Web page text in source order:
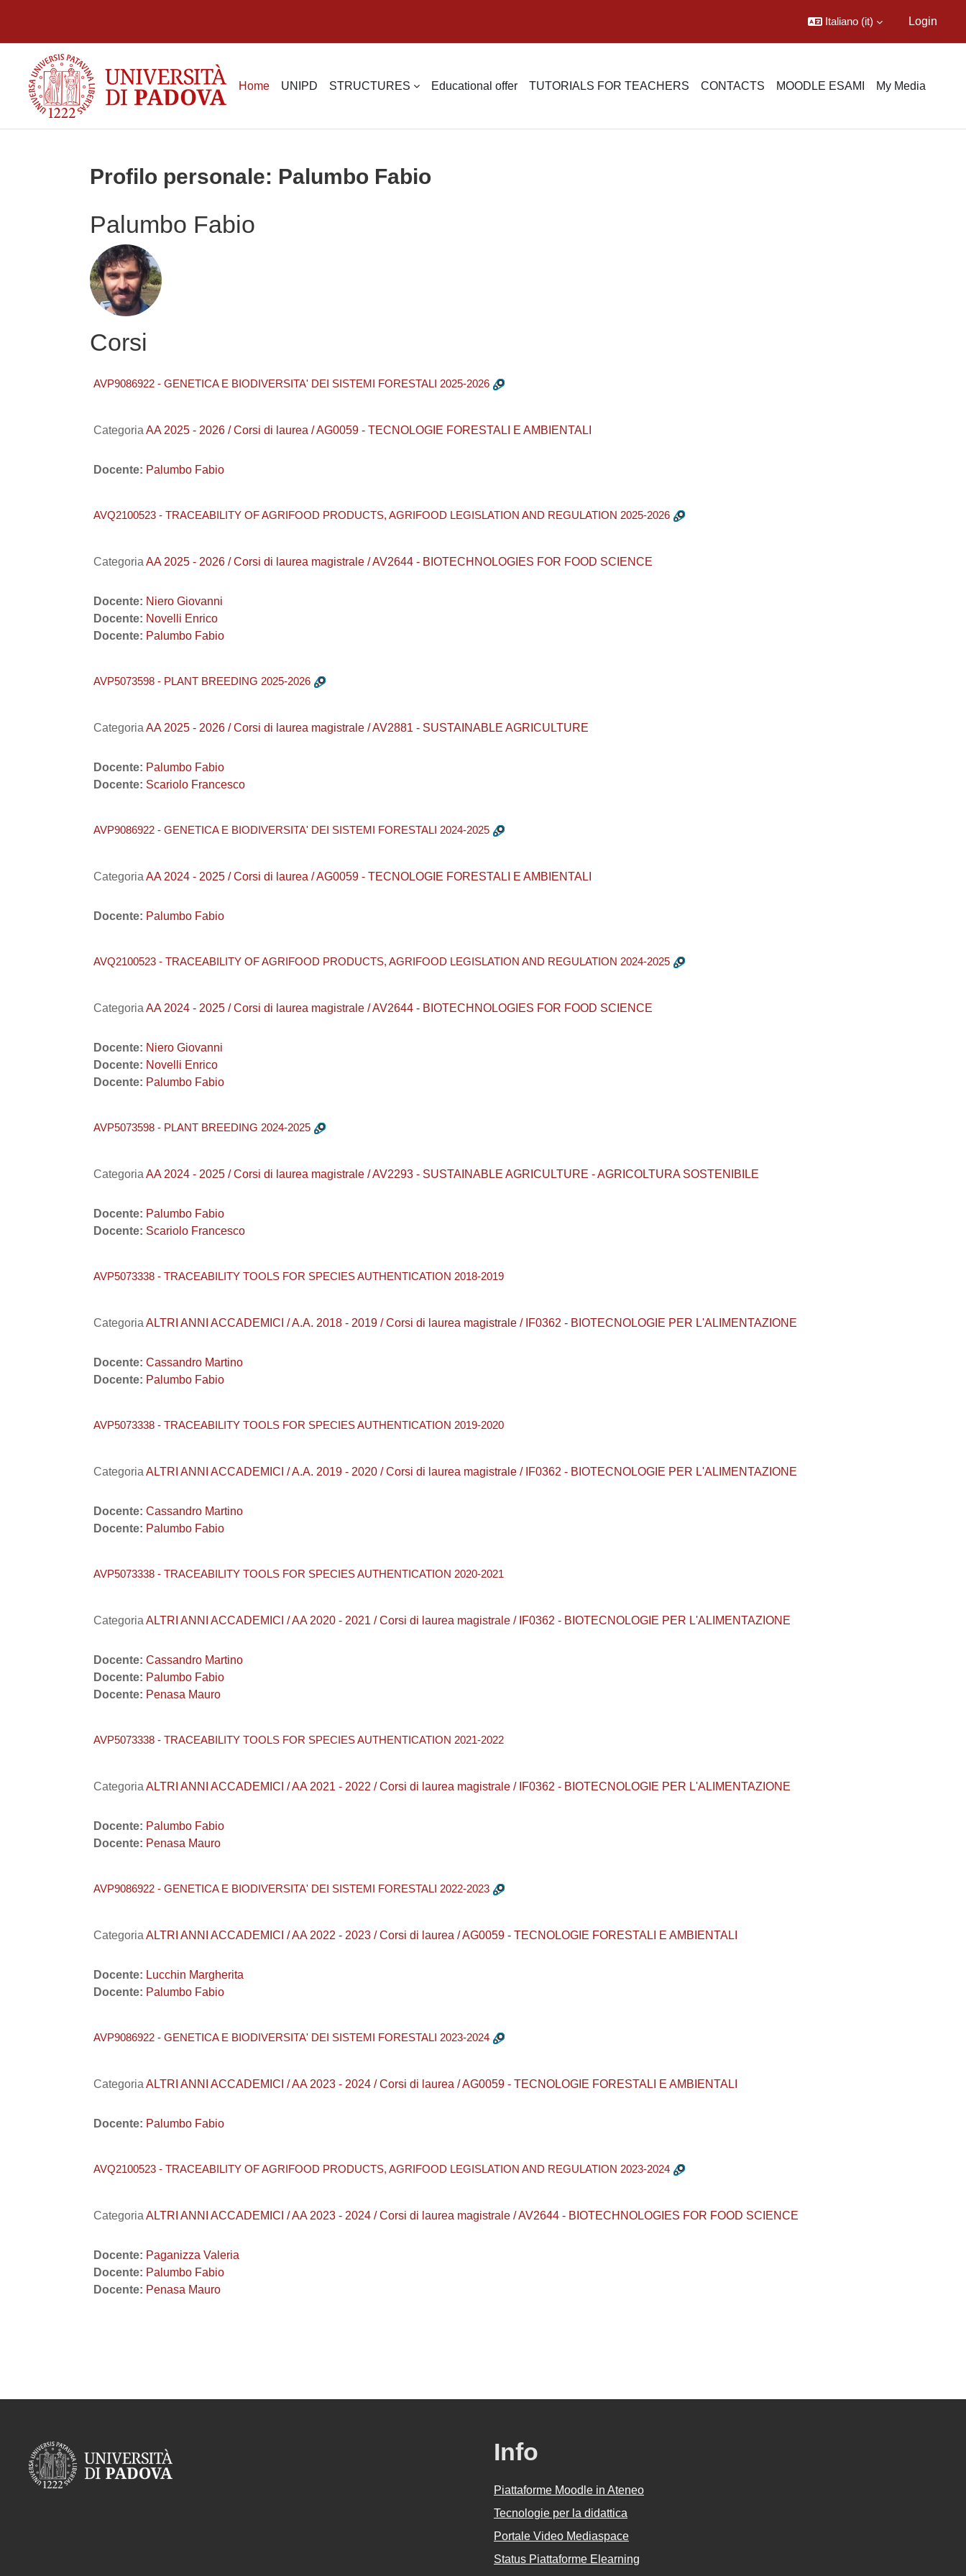
Italiano ‎(it)‎ Login
Home UNIPD STRUCTURES Educational offer TUTORIALS FOR TEACHERS CONTACTS MOODLE ESAMI My Media
Profilo personale: Palumbo Fabio
Palumbo Fabio
Corsi
AVP9086922 - GENETICA E BIODIVERSITA' DEI SISTEMI FORESTALI 2025-2026
Categoria AA 2025 - 2026 / Corsi di laurea / AG0059 - TECNOLOGIE FORESTALI E AMBIENTALI
Docente: Palumbo Fabio
AVQ2100523 - TRACEABILITY OF AGRIFOOD PRODUCTS, AGRIFOOD LEGISLATION AND REGULATION 2025-2026
Categoria AA 2025 - 2026 / Corsi di laurea magistrale / AV2644 - BIOTECHNOLOGIES FOR FOOD SCIENCE
Docente: Niero Giovanni
Docente: Novelli Enrico
Docente: Palumbo Fabio
AVP5073598 - PLANT BREEDING 2025-2026
Categoria AA 2025 - 2026 / Corsi di laurea magistrale / AV2881 - SUSTAINABLE AGRICULTURE
Docente: Palumbo Fabio
Docente: Scariolo Francesco
AVP9086922 - GENETICA E BIODIVERSITA' DEI SISTEMI FORESTALI 2024-2025
Categoria AA 2024 - 2025 / Corsi di laurea / AG0059 - TECNOLOGIE FORESTALI E AMBIENTALI
Docente: Palumbo Fabio
AVQ2100523 - TRACEABILITY OF AGRIFOOD PRODUCTS, AGRIFOOD LEGISLATION AND REGULATION 2024-2025
Categoria AA 2024 - 2025 / Corsi di laurea magistrale / AV2644 - BIOTECHNOLOGIES FOR FOOD SCIENCE
Docente: Niero Giovanni
Docente: Novelli Enrico
Docente: Palumbo Fabio
AVP5073598 - PLANT BREEDING 2024-2025
Categoria AA 2024 - 2025 / Corsi di laurea magistrale / AV2293 - SUSTAINABLE AGRICULTURE - AGRICOLTURA SOSTENIBILE
Docente: Palumbo Fabio
Docente: Scariolo Francesco
AVP5073338 - TRACEABILITY TOOLS FOR SPECIES AUTHENTICATION 2018-2019
Categoria ALTRI ANNI ACCADEMICI / A.A. 2018 - 2019 / Corsi di laurea magistrale / IF0362 - BIOTECNOLOGIE PER L'ALIMENTAZIONE
Docente: Cassandro Martino
Docente: Palumbo Fabio
AVP5073338 - TRACEABILITY TOOLS FOR SPECIES AUTHENTICATION 2019-2020
Categoria ALTRI ANNI ACCADEMICI / A.A. 2019 - 2020 / Corsi di laurea magistrale / IF0362 - BIOTECNOLOGIE PER L'ALIMENTAZIONE
Docente: Cassandro Martino
Docente: Palumbo Fabio
AVP5073338 - TRACEABILITY TOOLS FOR SPECIES AUTHENTICATION 2020-2021
Categoria ALTRI ANNI ACCADEMICI / AA 2020 - 2021 / Corsi di laurea magistrale / IF0362 - BIOTECNOLOGIE PER L'ALIMENTAZIONE
Docente: Cassandro Martino
Docente: Palumbo Fabio
Docente: Penasa Mauro
AVP5073338 - TRACEABILITY TOOLS FOR SPECIES AUTHENTICATION 2021-2022
Categoria ALTRI ANNI ACCADEMICI / AA 2021 - 2022 / Corsi di laurea magistrale / IF0362 - BIOTECNOLOGIE PER L'ALIMENTAZIONE
Docente: Palumbo Fabio
Docente: Penasa Mauro
AVP9086922 - GENETICA E BIODIVERSITA' DEI SISTEMI FORESTALI 2022-2023
Categoria ALTRI ANNI ACCADEMICI / AA 2022 - 2023 / Corsi di laurea / AG0059 - TECNOLOGIE FORESTALI E AMBIENTALI
Docente: Lucchin Margherita
Docente: Palumbo Fabio
AVP9086922 - GENETICA E BIODIVERSITA' DEI SISTEMI FORESTALI 2023-2024
Categoria ALTRI ANNI ACCADEMICI / AA 2023 - 2024 / Corsi di laurea / AG0059 - TECNOLOGIE FORESTALI E AMBIENTALI
Docente: Palumbo Fabio
AVQ2100523 - TRACEABILITY OF AGRIFOOD PRODUCTS, AGRIFOOD LEGISLATION AND REGULATION 2023-2024
Categoria ALTRI ANNI ACCADEMICI / AA 2023 - 2024 / Corsi di laurea magistrale / AV2644 - BIOTECHNOLOGIES FOR FOOD SCIENCE
Docente: Paganizza Valeria
Docente: Palumbo Fabio
Docente: Penasa Mauro
Info
Piattaforme Moodle in Ateneo
Tecnologie per la didattica
Portale Video Mediaspace
Status Piattaforme Elearning